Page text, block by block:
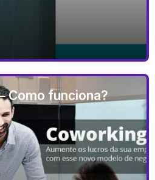
Como funciona?